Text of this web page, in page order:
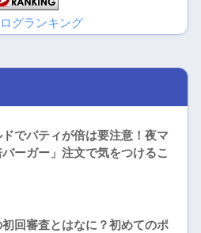
グランキング
でパティが倍は要注意！夜マ
ーガー」注文で気をつけるこ
回審査とはなに？初めてのポ